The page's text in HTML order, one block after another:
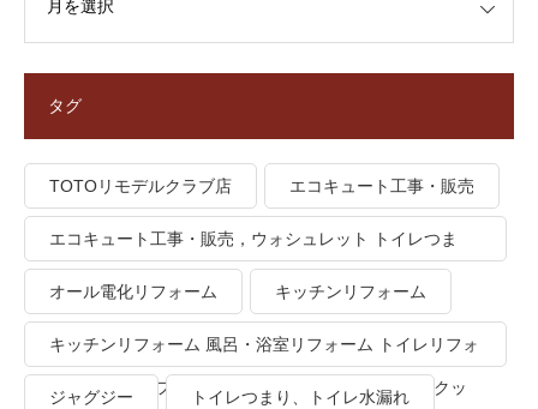
タグ
TOTOリモデルクラブ店 エコキュート工事・販売
エコキュート工事・販売，ウォシュレット トイレつま
り、トイレ水漏れ
オール電化リフォーム キッチンリフォーム
キッチンリフォーム 風呂・浴室リフォーム トイレリフォ
ーム 洗面所リフォーム オール電化リフォーム ＩＨクッ
ジャグジー トイレつまり、トイレ水漏れ